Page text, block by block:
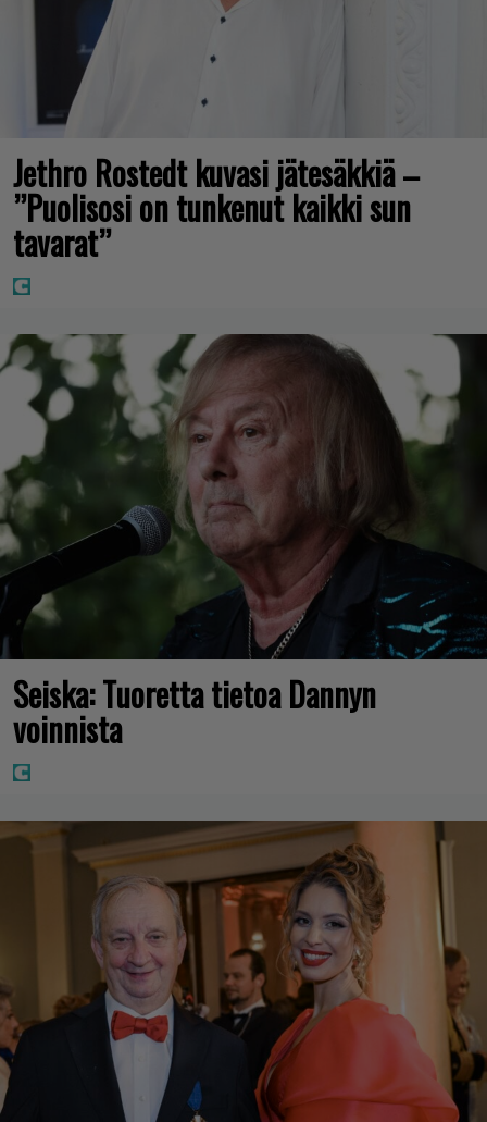
Jethro Rostedt kuvasi jätesäkkiä –
”Puolisosi on tunkenut kaikki sun
tavarat”
Seiska: Tuoretta tietoa Dannyn
voinnista